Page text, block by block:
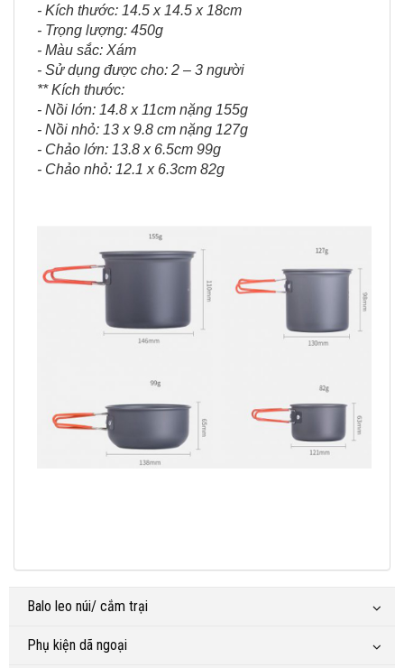
- Kích thước: 14.5 x 14.5 x 18cm
- Trọng lượng: 450g
- Màu sắc: Xám
- Sử dụng được cho: 2 – 3 người
** Kích thước:
- Nồi lớn: 14.8 x 11cm nặng 155g
- Nồi nhỏ: 13 x 9.8 cm nặng 127g
- Chảo lớn: 13.8 x 6.5cm 99g
- Chảo nhỏ: 12.1 x 6.3cm 82g
Balo leo núi/ cắm trại
Phụ kiện dã ngoại